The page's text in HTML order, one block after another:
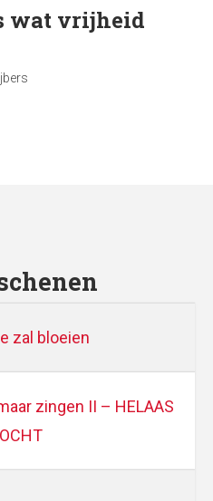
wat vrijheid
zal bloeien
zingen II – HELAAS